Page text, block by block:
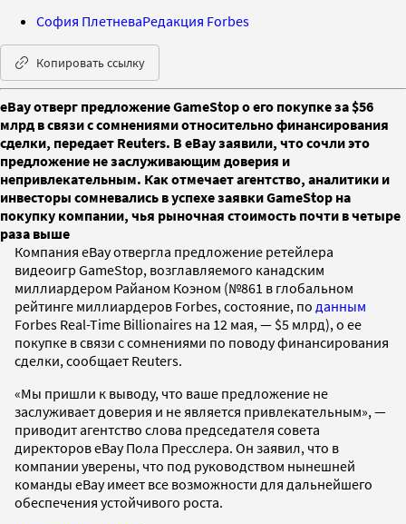
София ПлетневаРедакция Forbes
Копировать ссылку
eBay отверг предложение GameStop о его покупке за $56
млрд в связи с сомнениями относительно финансирования
сделки, передает Reuters. В eBay заявили, что сочли это
предложение не заслуживающим доверия и
непривлекательным. Как отмечает агентство, аналитики и
инвесторы сомневались в успехе заявки GameStop на
покупку компании, чья рыночная стоимость почти в четыре
раза выше
Компания eBay отвергла предложение ретейлера
видеоигр GameStop, возглавляемого канадским
миллиардером Райаном Коэном (№861 в глобальном
рейтинге миллиардеров Forbes, состояние, по данным
Forbes Real-Time Billionaires на 12 мая, — $5 млрд), о ее
покупке в связи с сомнениями по поводу финансирования
сделки, сообщает Reuters.
«Мы пришли к выводу, что ваше предложение не
заслуживает доверия и не является привлекательным», —
приводит агентство слова председателя совета
директоров eBay Пола Пресслера. Он заявил, что в
компании уверены, что под руководством нынешней
команды eBay имеет все возможности для дальнейшего
обеспечения устойчивого роста.